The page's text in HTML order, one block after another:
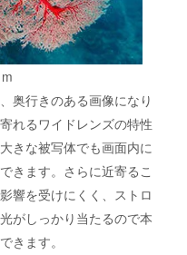
奥行きのある画像になり
れるワイドレンズの特性
きな被写体でも画面内に
きます。さらに近寄るこ
響を受けにくく、ストロ
がしっかり当たるので本
きます。